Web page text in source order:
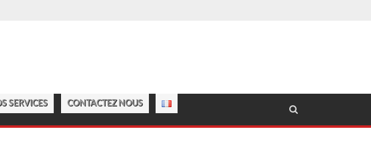
SERVICES CONTACTEZ NOUS